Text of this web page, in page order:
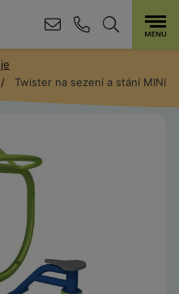
Twister na sezení a stání MINI